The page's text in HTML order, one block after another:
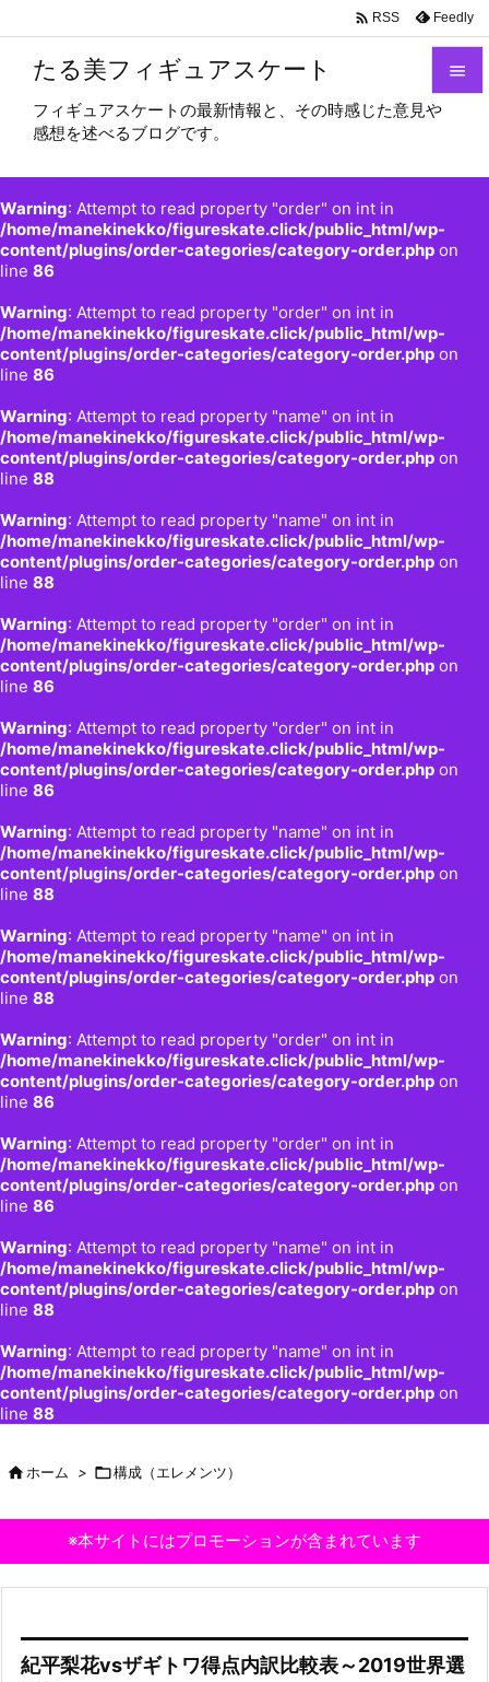
たる美フィギュアスケート
フィギュアスケートの最新情報と、その時感じた意見や
感想を述べるブログです。
Warning: Attempt to read property "order" on int in
/home/manekinekko/figureskate.click/public_html/wp-
content/plugins/order-categories/category-order.php on
line 86
Warning: Attempt to read property "order" on int in
/home/manekinekko/figureskate.click/public_html/wp-
content/plugins/order-categories/category-order.php on
line 86
Warning: Attempt to read property "name" on int in
/home/manekinekko/figureskate.click/public_html/wp-
content/plugins/order-categories/category-order.php on
line 88
Warning: Attempt to read property "name" on int in
/home/manekinekko/figureskate.click/public_html/wp-
content/plugins/order-categories/category-order.php on
line 88
Warning: Attempt to read property "order" on int in
/home/manekinekko/figureskate.click/public_html/wp-
content/plugins/order-categories/category-order.php on
line 86
Warning: Attempt to read property "order" on int in
/home/manekinekko/figureskate.click/public_html/wp-
content/plugins/order-categories/category-order.php on
line 86
Warning: Attempt to read property "name" on int in
/home/manekinekko/figureskate.click/public_html/wp-
content/plugins/order-categories/category-order.php on
line 88
Warning: Attempt to read property "name" on int in
/home/manekinekko/figureskate.click/public_html/wp-
content/plugins/order-categories/category-order.php on
line 88
Warning: Attempt to read property "order" on int in
/home/manekinekko/figureskate.click/public_html/wp-
content/plugins/order-categories/category-order.php on
line 86
Warning: Attempt to read property "order" on int in
/home/manekinekko/figureskate.click/public_html/wp-
content/plugins/order-categories/category-order.php on
line 86
Warning: Attempt to read property "name" on int in
/home/manekinekko/figureskate.click/public_html/wp-
content/plugins/order-categories/category-order.php on
line 88
Warning: Attempt to read property "name" on int in
/home/manekinekko/figureskate.click/public_html/wp-
content/plugins/order-categories/category-order.php on
line 88


前へ

 RSS Feedly
ホーム > 構成（エレメンツ）
※本サイトにはプロモーションが含まれています
紀平梨花vsザギトワ得点内訳比較表～2019世界選